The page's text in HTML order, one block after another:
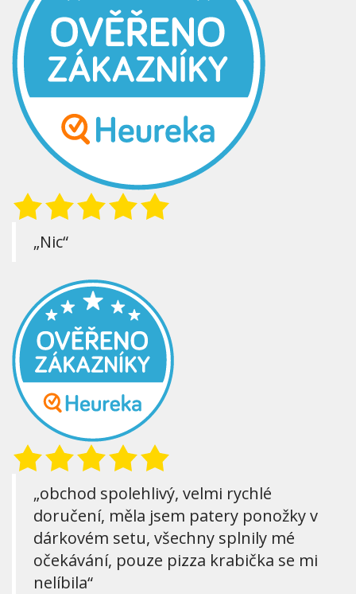
„Nic“
„obchod spolehlivý, velmi rychlé
doručení, měla jsem patery ponožky v
dárkovém setu, všechny splnily mé
očekávání, pouze pizza krabička se mi
nelíbila“